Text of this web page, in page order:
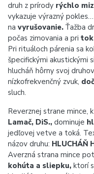
druh z prírody rýchlo
vykazuje výrazný
na vyrušovanie. Ťažba
počas zimovania a pri
Pri rituáloch párenia sa
špecifickými akustickými
hlucháň hôrny svoj
nízkofrekvenčný zvuk,
sluch.
Reverznej strane mince,
Lamač, DiS., dominuje
jedľovej vetve a toká.
názov druhu: HLUCHÁŇ
Averzná strana mince
kohúta a sliepku, ktorí